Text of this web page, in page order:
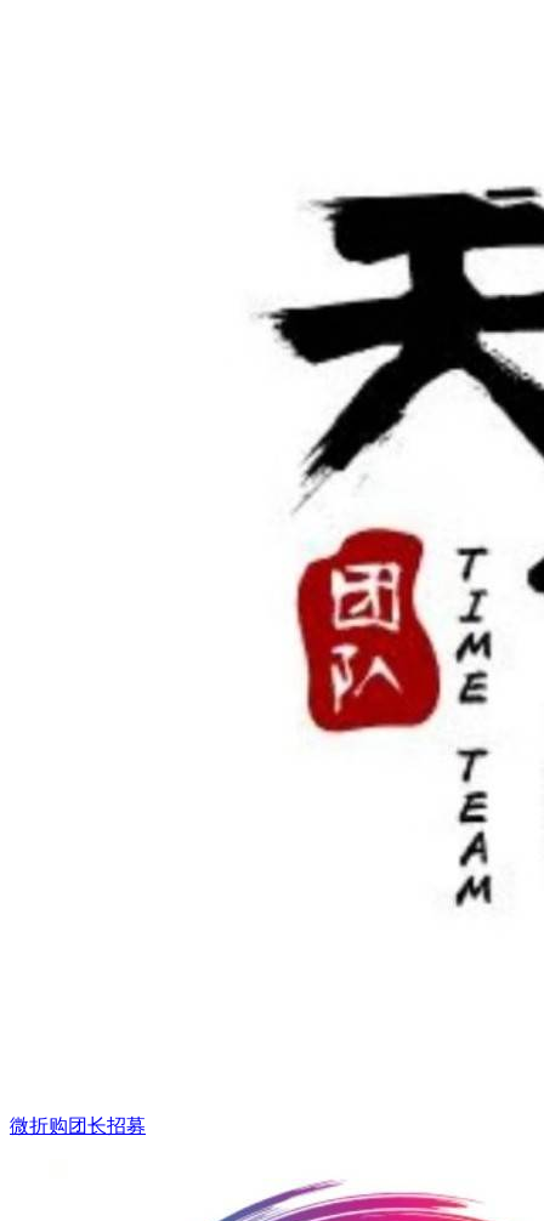
微折购团长招募